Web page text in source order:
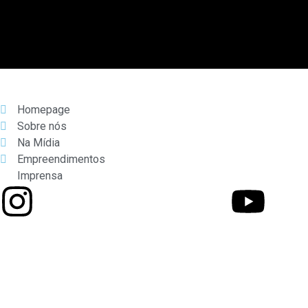
Homepage
Sobre nós
Na Mídia
Empreendimentos
Imprensa